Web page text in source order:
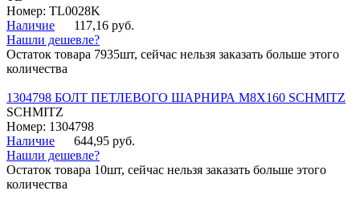
Номер: TL0028K
Наличие
117,16 руб.
Нашли дешевле?
Остаток товара 7935шт, сейчас нельзя заказать больше этого
количества
1304798 БОЛТ ПЕТЛЕВОГО ШАРНИРА М8Х160 SCHMITZ
SCHMITZ
Номер: 1304798
Наличие
644,95 руб.
Нашли дешевле?
Остаток товара 10шт, сейчас нельзя заказать больше этого
количества